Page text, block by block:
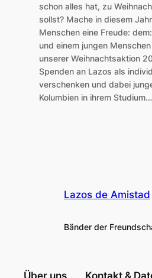
schon alles hat, zu
sollst? Mache in diesem
Menschen eine Freude:
und einem jungen
unserer Weihnachtsaktion
Spenden an Lazos als
verschenken und dabei
Kolumbien in ihrem Studium…
Lazos de Amistad
Bänder der
Über uns Kontakt &